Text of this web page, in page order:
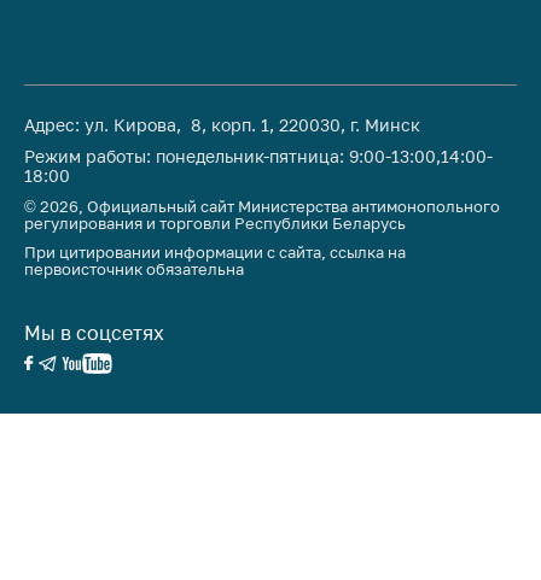
Адрес: ул. Кирова, 8, корп. 1, 220030, г. Минск
Режим работы: понедельник-пятница: 9:00-13:00,14:00-
18:00
© 2026, Официальный сайт Министерства антимонопольного
регулирования и торговли Республики Беларусь
При цитировании информации с сайта, ссылка на
первоисточник обязательна
Мы в соцсетях